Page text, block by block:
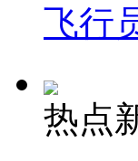
飞行
热点